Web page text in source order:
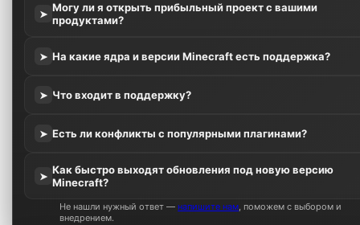
➤ Могу ли я открыть прибыльный проект с вашими
продуктами?
➤ На какие ядра и версии Minecraft есть поддержка?
➤ Что входит в поддержку?
➤ Есть ли конфликты с популярными плагинами?
➤ Как быстро выходят обновления под новую версию
Minecraft?
Не нашли нужный ответ —напишите нам, поможем с выбором и
внедрением.